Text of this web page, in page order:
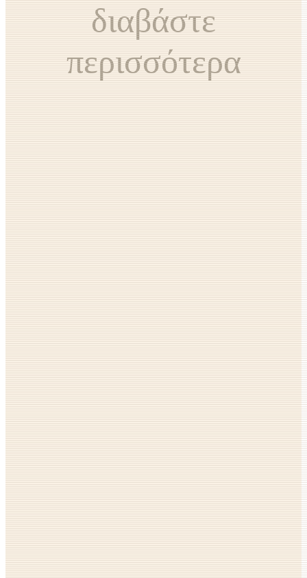
διαβάστε
περισσότερα